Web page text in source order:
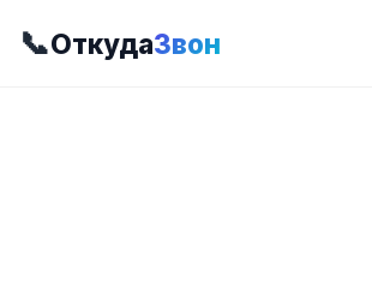
📞ОткудаЗвон